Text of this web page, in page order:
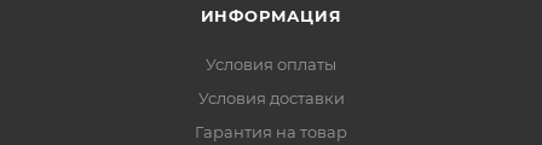
ИНФОРМАЦИЯ
Условия оплаты
Условия доставки
Гарантия на товар